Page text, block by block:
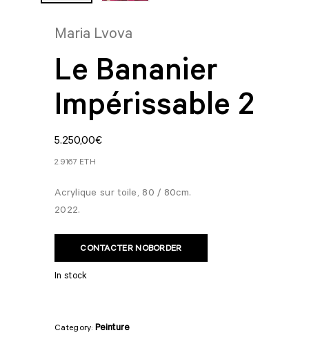
Maria Lvova
Le Bananier
Impérissable 2
5.250,00€
2.9167 ETH
Acrylique sur toile, 80 / 80cm.
2022.
CONTACTER NOBORDER
In stock
Category: Peinture